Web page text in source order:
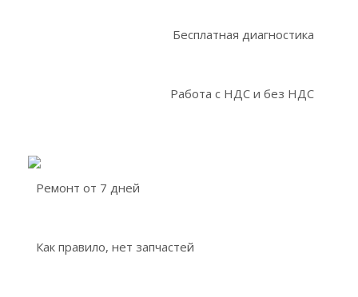
Бесплатная диагностика
Работа с НДС и без НДС
Ремонт от 7 дней
Как правило, нет запчастей